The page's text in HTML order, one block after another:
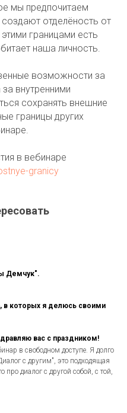
мы предпочитаем
отделёность от
границами есть
наша личность.
возможности за
внутренними
сохранять внешние
границы других
в вебинаре
granicy
Демчук".
в которых я делюсь своими
вас с праздником!
в свободном доступе. Я долго
с другим", это подходящая
про диалог с другой собой, с той,